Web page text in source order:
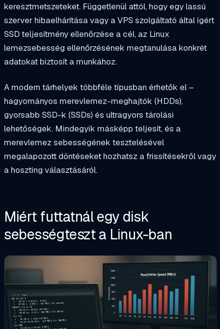
keresztmetszeteket. Függetlenül attól, hogy egy lassú
szerver hibaelhárítása vagy a VPS szolgáltató által ígért
SSD teljesítmény ellenőrzése a cél, az Linux
lemezsebesség ellenőrzésének megtanulása konkrét
adatokat biztosít a munkához.
A modern tárhelyek többféle típusban érhetők el –
hagyományos merevlemez-meghajtók (HDDs),
gyorsabb SSD-k (SSDs) és ultragyors tárolási
lehetőségek. Mindegyik másképp teljesít, és a
merevlemez sebességének tesztelésével
megalapozott döntéseket hozhatsz a frissítésekről vagy
a hoszting választásáról.
Miért futtatnál egy disk
sebességteszt a Linux-ban